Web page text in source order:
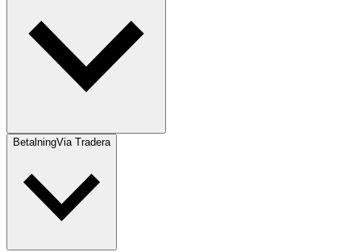
BetalningVia Tradera